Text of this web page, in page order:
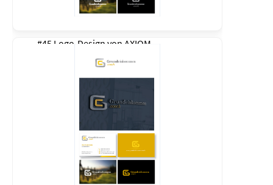
#45 Logo-Design von AXIOM